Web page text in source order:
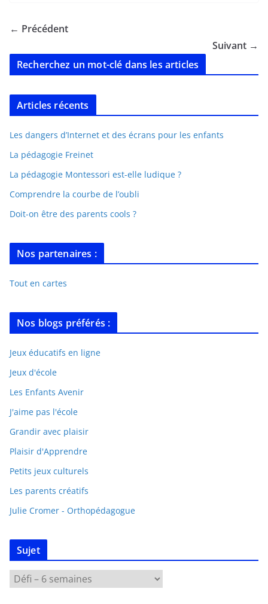
← Précédent
Suivant →
Recherchez un mot-clé dans les articles
Articles récents
Les dangers d’Internet et des écrans pour les enfants
La pédagogie Freinet
La pédagogie Montessori est-elle ludique ?
Comprendre la courbe de l’oubli
Doit-on être des parents cools ?
Nos partenaires :
Tout en cartes
Nos blogs préférés :
Jeux éducatifs en ligne
Jeux d'école
Les Enfants Avenir
J'aime pas l'école
Grandir avec plaisir
Plaisir d'Apprendre
Petits jeux culturels
Les parents créatifs
Julie Cromer - Orthopédagogue
Sujet